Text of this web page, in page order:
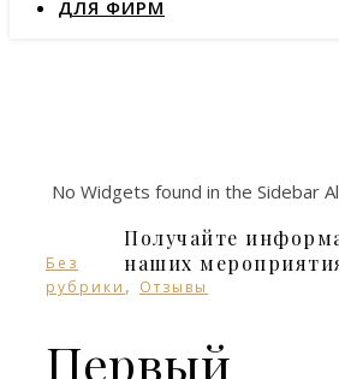
ДЛЯ ФИРМ
No Widgets found in the Sidebar
Без
рубрики , Отзывы
Первый
Получайте
наших